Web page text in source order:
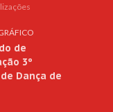
de
3º
Dança de